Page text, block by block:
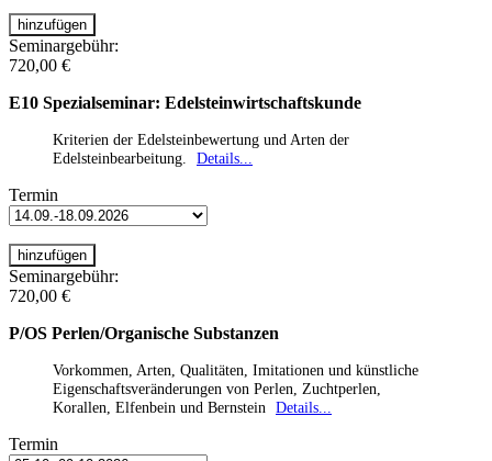
Seminargebühr:
720,00 €
E10 Spezialseminar: Edelsteinwirtschaftskunde
Kriterien der Edelsteinbewertung und Arten der
Edelsteinbearbeitung.
Details...
Termin
Seminargebühr:
720,00 €
P/OS Perlen/Organische Substanzen
Vorkommen, Arten, Qualitäten, Imitationen und künstliche
Eigenschaftsveränderungen von Perlen, Zuchtperlen,
Korallen, Elfenbein und Bernstein
Details...
Termin